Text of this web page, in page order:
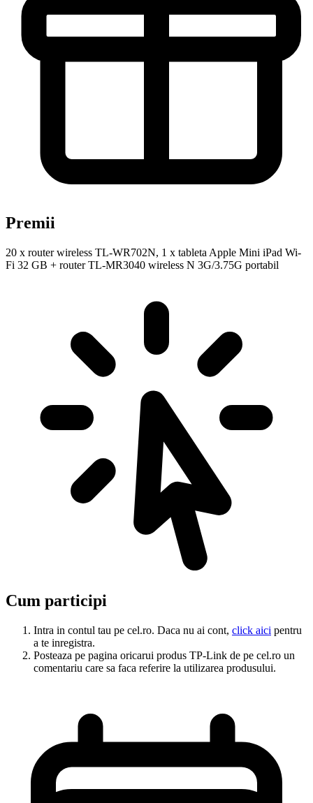
Premii
20 x router wireless TL-WR702N, 1 x tableta Apple Mini iPad Wi-
Fi 32 GB + router TL-MR3040 wireless N 3G/3.75G portabil
Cum participi
Intra in contul tau pe cel.ro. Daca nu ai cont, click aici pentru
a te inregistra.
Posteaza pe pagina oricarui produs TP-Link de pe cel.ro un
comentariu care sa faca referire la utilizarea produsului.